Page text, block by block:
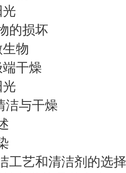
的损坏
物
干燥
与干燥
艺和清洁剂的选择